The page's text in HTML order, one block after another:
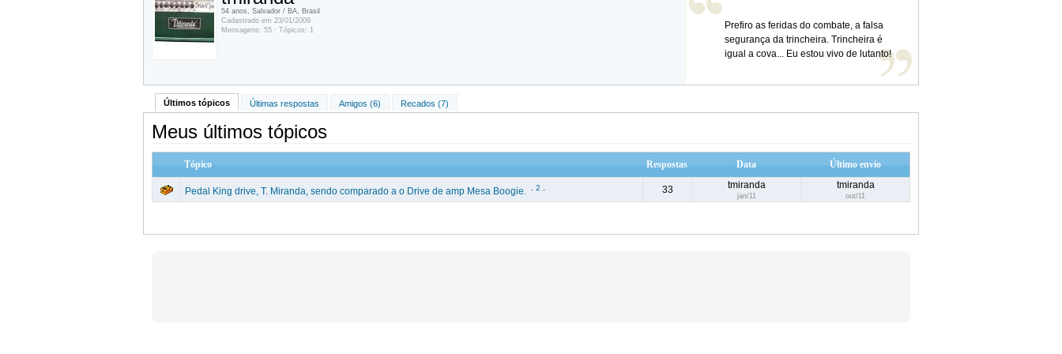
Prefiro as feridas do combate, a falsa
segurança da trincheira. Trincheira é
igual a cova... Eu estou vivo de lutanto!
54 anos, Salvador / BA, Brasil
Cadastrado em 23/01/2009
Mensagens: 55 · Tópicos: 1
Últimos tópicos Últimas respostas Amigos (6) Recados (7)
Meus últimos tópicos
Tópico Respostas Data Último envio
Pedal King drive, T. Miranda, sendo comparado a o Drive de amp Mesa Boogie. 2 33 tmiranda
jan/11
tmiranda
out/11